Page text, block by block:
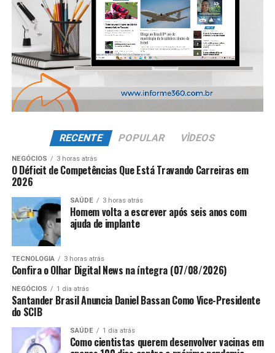
RECENTE POPULAR VÌDEOS
NEGÓCIOS 3 horas atrás
O Déficit de Competências Que Está Travando Carreiras em
2026
SAÚDE 3 horas atrás
Homem volta a escrever após seis anos com
ajuda de implante
TECNOLOGIA 3 horas atrás
Confira o Olhar Digital News na íntegra (07/08/2026)
NEGÓCIOS 1 dia atrás
Santander Brasil Anuncia Daniel Bassan Como Vice-Presidente
do SCIB
SAÚDE 1 dia atrás
Como cientistas querem desenvolver vacinas em